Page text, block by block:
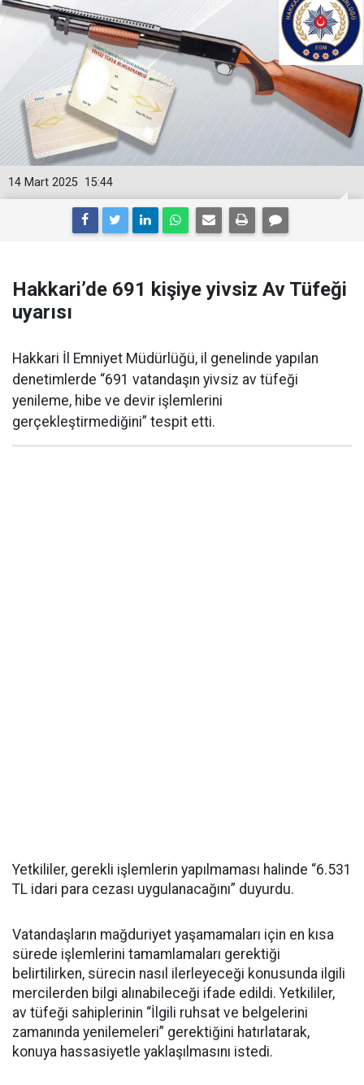
15:44
14 Mart 2025
Hakkari’de 691 kişiye yivsiz Av Tüfeği
uyarısı
Hakkari İl Emniyet Müdürlüğü, il genelinde yapılan
denetimlerde “691 vatandaşın yivsiz av tüfeği
yenileme, hibe ve devir işlemlerini
gerçekleştirmediğini” tespit etti.
Yetkililer, gerekli işlemlerin yapılmaması halinde “6.531
TL idari para cezası uygulanacağını” duyurdu.
Vatandaşların mağduriyet yaşamamaları için en kısa
sürede işlemlerini tamamlamaları gerektiği
belirtilirken, sürecin nasıl ilerleyeceği konusunda ilgili
mercilerden bilgi alınabileceği ifade edildi. Yetkililer,
av tüfeği sahiplerinin “İlgili ruhsat ve belgelerini
zamanında yenilemeleri” gerektiğini hatırlatarak,
konuya hassasiyetle yaklaşılmasını istedi.